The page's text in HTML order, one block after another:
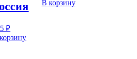
₽
В корзину